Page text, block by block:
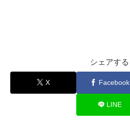
シェアする
X Facebook
LINE